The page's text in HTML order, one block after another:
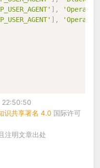
] ,
'Opera
] ,
'Opera
22:50:50
识共享署名 4.0 国际许可
注明文章出处